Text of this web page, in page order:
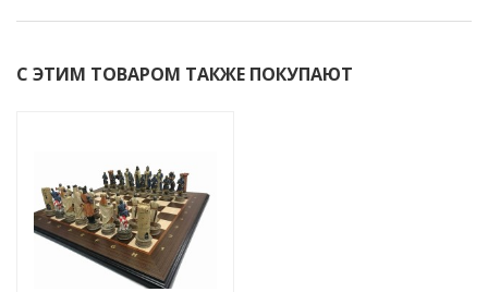
С ЭТИМ ТОВАРОМ ТАКЖЕ ПОКУПАЮТ